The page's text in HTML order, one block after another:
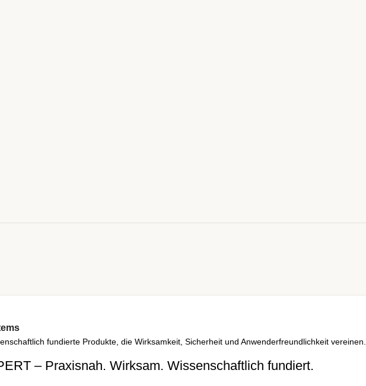
fundierte Produkte, die Wirksamkeit, Sicherheit und Anwenderfreundlichkeit vereinen.
– Praxisnah. Wirksam. Wissenschaftlich fundiert.